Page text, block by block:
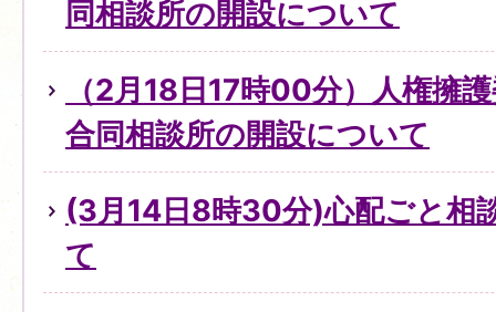
同相談所の開設について
（2月18日17時00分）人権擁
合同相談所の開設について
(3月14日8時30分)心配ごと相
て